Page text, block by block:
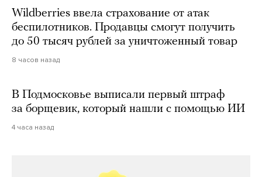
Wildberries ввела страхование от атак
беспилотников. Продавцы смогут получить
до 50 тысяч рублей за уничтоженный товар
8 часов назад
В Подмосковье выписали первый штраф
за борщевик, который нашли с помощью ИИ
4 часа назад